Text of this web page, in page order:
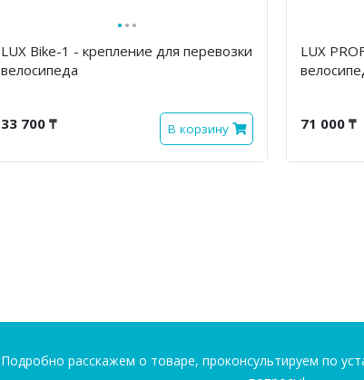
···
LUX Bike-1 - крепление для перевозки
велосипеда
33 700 ₸ В корзину
LUX
71 000 ₸
Подробно расскажем о товаре, проконсультируем по